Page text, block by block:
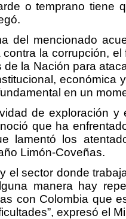
o temprano tiene
del mencionado
la corrupción,
de la Nación para
económica
en un
de exploración y
que ha
lamentó los
Limón-Coveñas.
el sector donde
manera hay
con Colombia que
expresó el